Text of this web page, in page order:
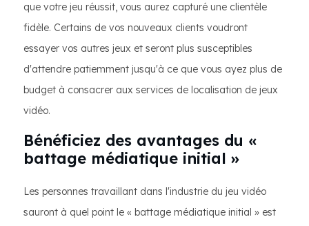
que votre jeu réussit, vous aurez capturé une clientèle
fidèle. Certains de vos nouveaux clients voudront
essayer vos autres jeux et seront plus susceptibles
d'attendre patiemment jusqu'à ce que vous ayez plus de
budget à consacrer aux services de localisation de jeux
vidéo.
Bénéficiez des avantages du «
battage médiatique initial »
Les personnes travaillant dans l'industrie du jeu vidéo
sauront à quel point le « battage médiatique initial » est